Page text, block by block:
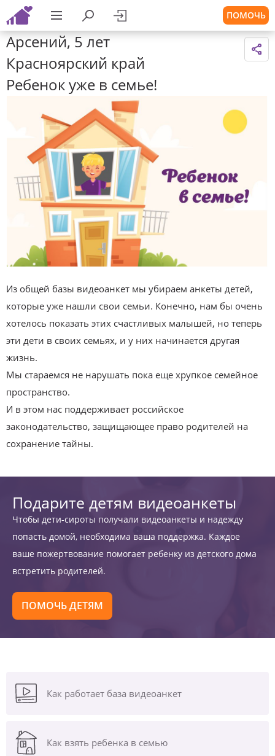
ПОМОЧЬ
Арсений, 5 лет
Красноярский край
Ребенок уже в семье!
Из общей базы видеоанкет мы убираем анкеты детей,
которые уже нашли свои семьи. Конечно, нам бы очень
хотелось показать этих счастливых малышей, но теперь
эти дети в своих семьях, и у них начинается другая
жизнь.
Мы стараемся не нарушать пока еще хрупкое семейное
пространство.
И в этом нас поддерживает российское
законодательство, защищающее право родителей на
сохранение тайны.
Подарите детям видеоанкеты
Чтобы дети-сироты получали видеоанкеты и надежду
попасть домой, необходима ваша поддержка. Каждое
ваше пожертвование помогает ребенку из детского дома
встретить родителей.
ПОМОЧЬ ДЕТЯМ
Как работает база видеоанкет
Как взять ребенка в семью